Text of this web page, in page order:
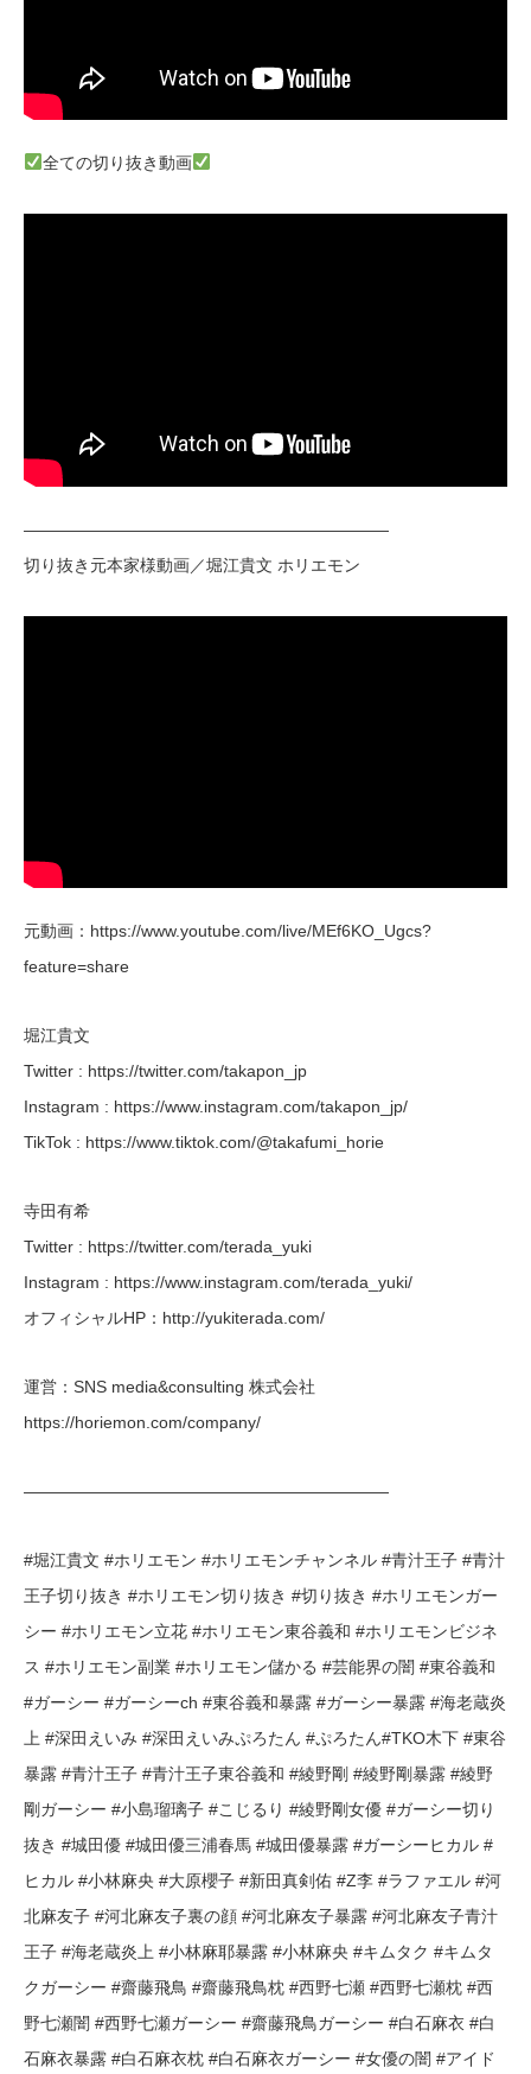
全ての切り抜き動画
——————————————————————
切り抜き元本家様動画／堀江貴文 ホリエモン
元動画：https://www.youtube.com/live/MEf6KO_Ugcs?
feature=share
堀江貴文
Twitter : https://twitter.com/takapon_jp
Instagram : https://www.instagram.com/takapon_jp/
TikTok : https://www.tiktok.com/@takafumi_horie
寺田有希
Twitter : https://twitter.com/terada_yuki
Instagram : https://www.instagram.com/terada_yuki/
オフィシャルHP：http://yukiterada.com/
運営：SNS media&consulting 株式会社
https://horiemon.com/company/
——————————————————————
#堀江貴文 #ホリエモン #ホリエモンチャンネル #青汁王子 #青汁
王子切り抜き #ホリエモン切り抜き #切り抜き #ホリエモンガー
シー #ホリエモン立花 #ホリエモン東谷義和 #ホリエモンビジネ
ス #ホリエモン副業 #ホリエモン儲かる #芸能界の闇 #東谷義和
#ガーシー #ガーシーch #東谷義和暴露 #ガーシー暴露 #海老蔵炎
上 #深田えいみ #深田えいみぷろたん #ぷろたん#TKO木下 #東谷
暴露 #青汁王子 #青汁王子東谷義和 #綾野剛 #綾野剛暴露 #綾野
剛ガーシー #小島瑠璃子 #こじるり #綾野剛女優 #ガーシー切り
抜き #城田優 #城田優三浦春馬 #城田優暴露 #ガーシーヒカル #
ヒカル #小林麻央 #大原櫻子 #新田真剣佑 #Z李 #ラファエル #河
北麻友子 #河北麻友子裏の顔 #河北麻友子暴露 #河北麻友子青汁
王子 #海老蔵炎上 #小林麻耶暴露 #小林麻央 #キムタク #キムタ
クガーシー #齋藤飛鳥 #齋藤飛鳥枕 #西野七瀬 #西野七瀬枕 #西
野七瀬闇 #西野七瀬ガーシー #齋藤飛鳥ガーシー #白石麻衣 #白
石麻衣暴露 #白石麻衣枕 #白石麻衣ガーシー #女優の闇 #アイド